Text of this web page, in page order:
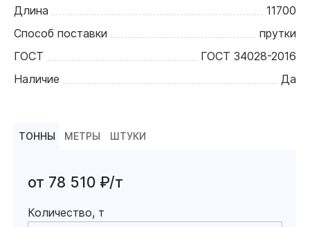
Длина
11700
Способ поставки
прутки
ГОСТ
ГОСТ 34028-2016
Наличие
Да
ТОННЫ МЕТРЫ ШТУКИ
от 78 510 ₽/т
Количество, т